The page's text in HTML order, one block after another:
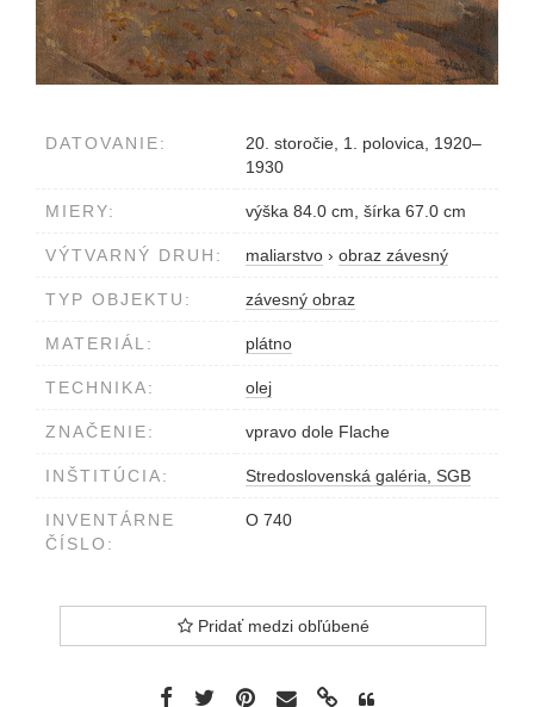
DATOVANIE:
20. storočie, 1. polovica, 1920–
1930
MIERY: výška 84.0 cm, šírka 67.0 cm
VÝTVARNÝ DRUH: maliarstvo › obraz závesný
TYP OBJEKTU: závesný obraz
MATERIÁL: plátno
TECHNIKA: olej
ZNAČENIE: vpravo dole Flache
INŠTITÚCIA: Stredoslovenská galéria, SGB
INVENTÁRNE
ČÍSLO:
O 740
Pridať medzi obľúbené